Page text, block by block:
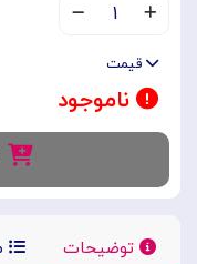
۱
قیمت
ناموجود
توضیحات